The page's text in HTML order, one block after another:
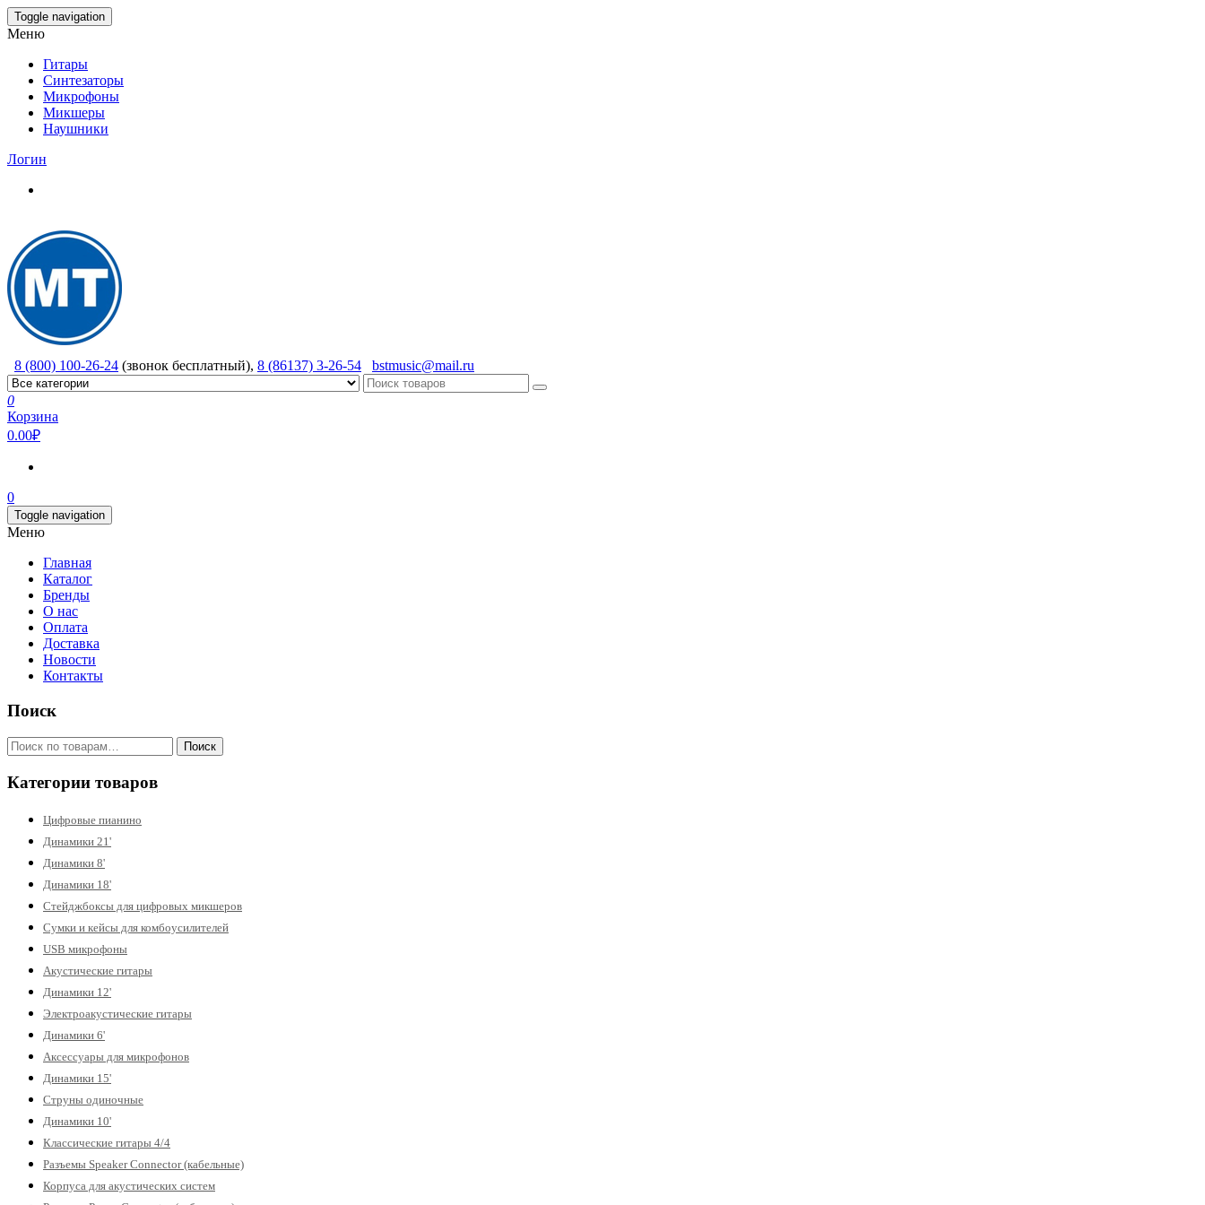
Skip
to
content
Toggle navigation
Меню
Гитары
Синтезаторы
Микрофоны
Микшеры
Наушники
Логин
8 (800) 100-26-24 (звонок бесплатный), 8 (86137) 3-26-54 bstmusic@mail.ru
0
Корзина
0.00₽
0
Toggle navigation
Меню
Главная
Каталог
Бренды
О нас
Оплата
Доставка
Новости
Контакты
Поиск
Искать: Поиск
Категории товаров
Цифровые пианино
Динамики 21'
Динамики 8'
Динамики 18'
Стейджбоксы для цифровых микшеров
Сумки и кейсы для комбоусилителей
USB микрофоны
Акустические гитары
Динамики 12'
Электроакустические гитары
Динамики 6'
Аксессуары для микрофонов
Динамики 15'
Струны одиночные
Динамики 10'
Классические гитары 4/4
Разъемы Speaker Connector (кабельные)
Корпуса для акустических систем